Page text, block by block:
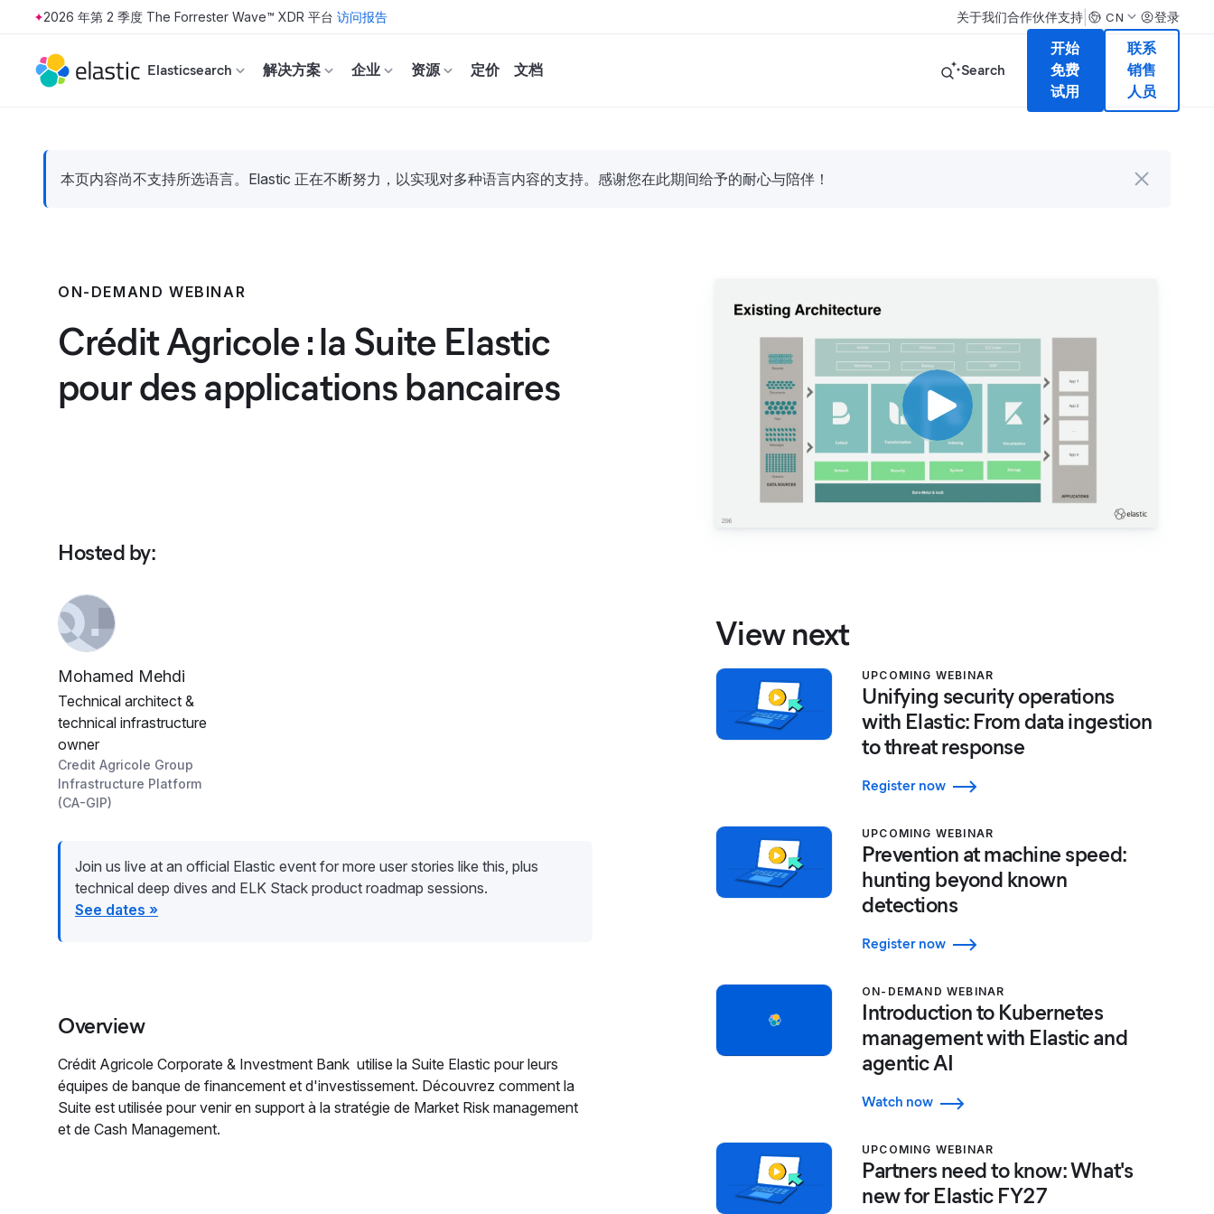
Skip to main content
2026 年第 2 季度 The Forrester Wave™ XDR 平台 访问报告 关于我们合作伙伴支持 CN 登录
Elasticsearch 解决方案 企业 资源 定价 文档 Search
开始
免费
试用
联系
销售
人员
本页内容尚不支持所选语言。Elastic 正在不断努力，以实现对多种语言内容的支持。感谢您在此期间给予的耐心与陪伴！
ON-DEMAND WEBINAR
Crédit Agricole : la Suite Elastic
pour des applications bancaires
Hosted by:
Mohamed Mehdi
Technical architect &
technical infrastructure
owner
Credit Agricole Group
Infrastructure Platform
(CA-GIP)
Join us live at an official Elastic event for more user stories like this, plus
technical deep dives and ELK Stack product roadmap sessions.
See dates »
Overview
Crédit Agricole Corporate & Investment Bank utilise la Suite Elastic pour leurs
équipes de banque de financement et d'investissement. Découvrez comment la
Suite est utilisée pour venir en support à la stratégie de Market Risk management
et de Cash Management.
View next
UPCOMING WEBINAR
Unifying security operations
with Elastic: From data ingestion
to threat response
Register now
UPCOMING WEBINAR
Prevention at machine speed:
hunting beyond known
detections
Register now
ON-DEMAND WEBINAR
Introduction to Kubernetes
management with Elastic and
agentic AI
Watch now
UPCOMING WEBINAR
Partners need to know: What's
new for Elastic FY27